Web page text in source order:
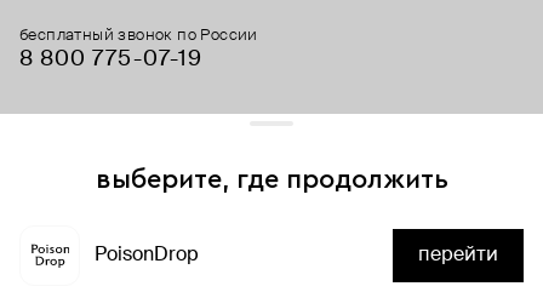
бесплатный звонок по России
8 800 775⁠-07⁠-19
выберите, где продолжить
PoisonDrop перейти
и сервисы аналитики. Продолжая его использование,
вы соглашаетесь с нашим